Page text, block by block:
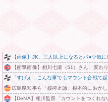
【画像】JK、三人以上になるとパ●ツ気
【衝撃画像】相川七瀬（51）さん、変わ
「すげえ…こんな事でもマウント合戦て
広島県知事ら「核抑止論、根本的におかし
【DeNA】相川監督「カウントをつくれ